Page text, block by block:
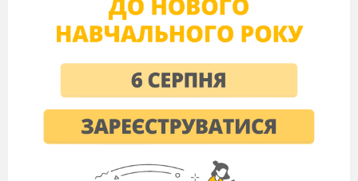
для розвитку сили. Лазіння по
горизонтальній та похилій
на колінах, по гімнастичній
стінці в різних напрямках.
Застрибування на підвищену
опору і зістрибування